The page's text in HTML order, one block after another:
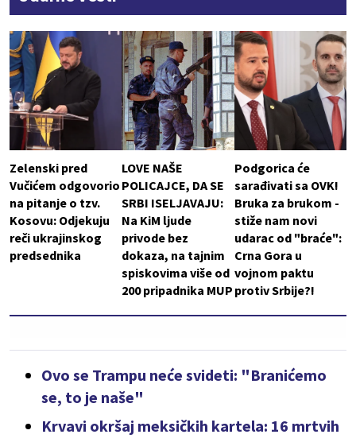
Zelenski pred
Vučićem odgovorio
na pitanje o tzv.
Kosovu: Odjekuju
reči ukrajinskog
predsednika
LOVE NAŠE
POLICAJCE, DA SE
SRBI ISELJAVAJU:
Na KiM ljude
privode bez
dokaza, na tajnim
spiskovima više od
200 pripadnika MUP
Podgorica će
sarađivati sa OVK!
Bruka za brukom -
stiže nam novi
udarac od "braće":
Crna Gora u
vojnom paktu
protiv Srbije?!
Ovo se Trampu neće svideti: "Branićemo
se, to je naše"
Krvavi okršaj meksičkih kartela: 16 mrtvih